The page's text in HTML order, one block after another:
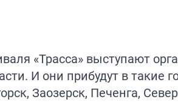
«Трасса» выступают
И они прибудут в такие
Заозерск, Печенга,